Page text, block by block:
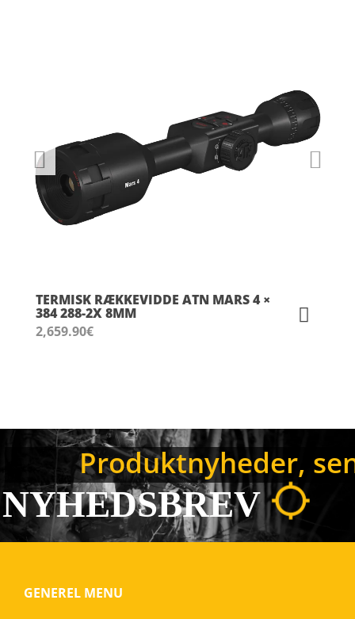
TERMISK RÆKKEVIDDE ATN MARS 4 ×
384 288-2X 8MM
2,659.90€
Produktnyheder,
NYHEDSBREV
GENEREL MENU